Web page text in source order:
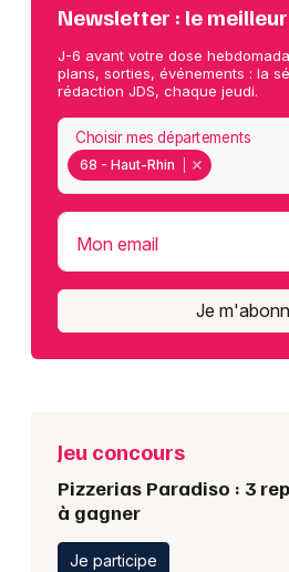
Newsletter : le
J-6 avant votre dose
plans, sorties, événements : la
rédaction JDS, chaque jeudi.
68 - Haut-Rhin
Choisir mes départements
Mon email
Je
Jeu concours
Pizzerias Paradiso : 3
à gagner
Je participe